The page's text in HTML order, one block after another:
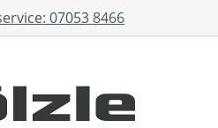
07053 8466